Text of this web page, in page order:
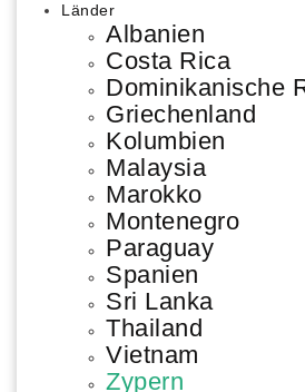
Länder
Albanien
Costa Rica
Dominikanische
Griechenland
Kolumbien
Malaysia
Marokko
Montenegro
Paraguay
Spanien
Sri Lanka
Thailand
Vietnam
Zypern